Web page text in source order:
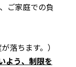
ご家庭での負
落ちます。）
よう、制限を